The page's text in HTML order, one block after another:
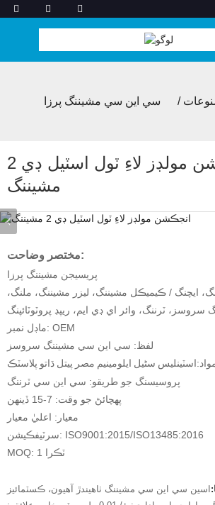
سي اين سي مشيننگ پرزا
انجڪشن مولڊز لاءِ ٽول اسٽيل ڊي 2
مشيننگ
مختصر وضاحت:
پريسيجن مشيننگ پرزا
ايچنگ / ڪيميڪل مشيننگ، ليزر مشيننگ، ملنگ،
سروسز، ٽرننگ، وائر اي ڊي ايم، ريپڊ پروٽوٽائپنگ
ماڊل نمبر: OEM
لفظ: سي اين سي مشيننگ سروسز
اسٽينلیس سٹیل ايلومينيم مصر پيتل ڌاتو پلاسٽڪ
پروسيسنگ جو طريقو: سي اين سي ٽرننگ
پهچائڻ جو وقت: 7-15 ڏينهن
معيار: اعليٰ معيار
سرٽيفڪيشن: ISO9001:2015/ISO13485:2016
MOQ: 1 ٽڪرا
اسين سي اين سي مشيننگ ٺاهيندڙ آهيون، ڪسٽمائيز